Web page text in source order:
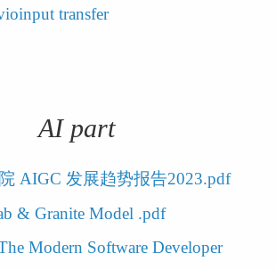
transfer
AI part
AIGC 发展趋势报告2023.pdf
& Granite Model .pdf
Modern Software Developer